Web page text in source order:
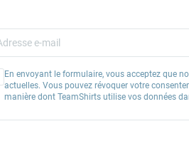
En envoyant le formulaire, vous acceptez que
actuelles. Vous pouvez révoquer votre
manière dont TeamShirts utilise vos données